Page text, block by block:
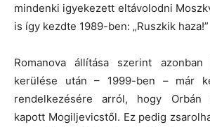
mindenki igyekezett eltávolodni
is így kezdte 1989-ben: „Ruszkik haza!”
Romanova állítása szerint azonban
kerülése után – 1999-ben – már
rendelkezésére arról, hogy Orbán
kapott Mogiljevicstől. Ez pedig